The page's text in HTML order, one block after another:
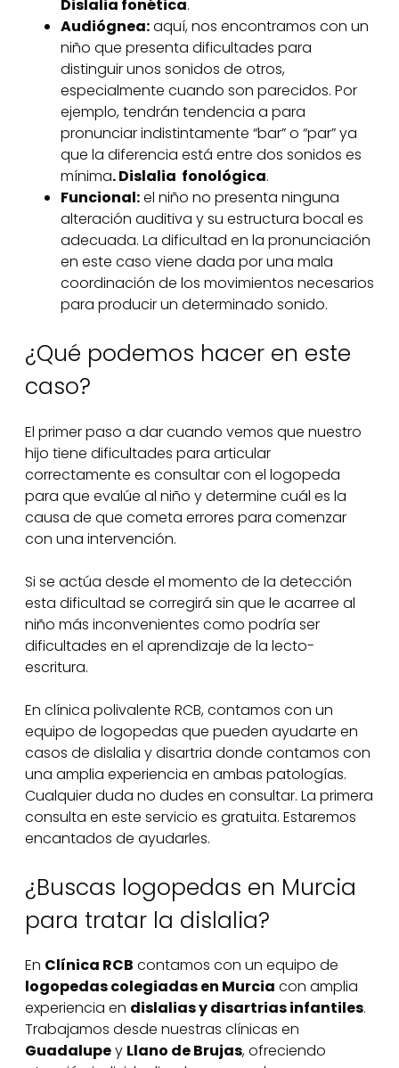
Dislalia fonética.
Audiógnea:aquí, nos encontramos con un
niño que presenta dificultades para
distinguir unos sonidos de otros,
especialmente cuando son parecidos. Por
ejemplo, tendrán tendencia a para
pronunciar indistintamente “bar” o “par” ya
que la diferencia está entre dos sonidos es
mínima. Dislalia fonológica.
Funcional:el niño no presenta ninguna
alteración auditiva y su estructura bocal es
adecuada. La dificultad en la pronunciación
en este caso viene dada por una mala
coordinación de los movimientos necesarios
para producir un determinado sonido.
¿Qué podemos hacer en este
caso?
El primer paso a dar cuando vemos que nuestro
hijo tiene dificultades para articular
correctamente es consultar con el logopeda
para que evalúe al niño y determine cuál es la
causa de que cometa errores para comenzar
con una intervención.
Si se actúa desde el momento de la detección
esta dificultad se corregirá sin que le acarree al
niño más inconvenientes como podría ser
dificultades en el aprendizaje de la lecto-
escritura.
En clínica polivalente RCB, contamos con un
equipo de logopedas que pueden ayudarte en
casos de dislalia y disartria donde contamos con
una amplia experiencia en ambas patologías.
Cualquier duda no dudes en consultar. La primera
consulta en este servicio es gratuita. Estaremos
encantados de ayudarles.
¿Buscas logopedas en Murcia
para tratar la dislalia?
En Clínica RCB contamos con un equipo de
logopedas colegiadas en Murcia con amplia
experiencia en dislalias y disartrias infantiles.
Trabajamos desde nuestras clínicas en
Guadalupey Llano de Brujas, ofreciendo